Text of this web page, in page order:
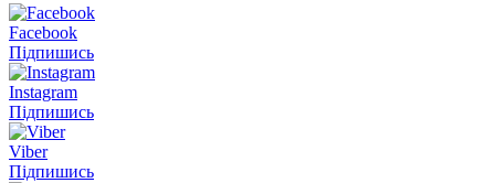
Facebook
Підпишись
Instagram
Підпишись
Viber
Підпишись